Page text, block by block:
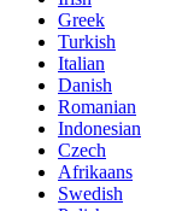
Greek
Turkish
Italian
Danish
Romanian
Indonesian
Czech
Afrikaans
Swedish